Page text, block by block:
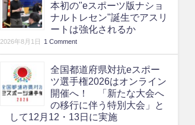
本初の"eスポーツ版ナショ
ナルトレセン"誕生でアスリ
ートは強化されるか
2026年8月1日 1 Comment
全国都道府県対抗eスポー
ツ選手権2026はオンライン
開催へ！ 「新たな大会へ
の移行に伴う特別大会」と
して12月12・13日に実施